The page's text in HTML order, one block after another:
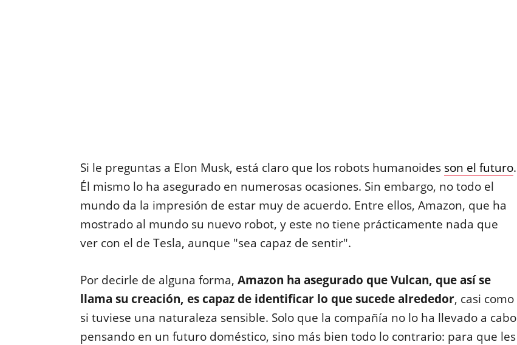
Si le preguntas a Elon Musk, está claro que los robots humanoides son el futuro.
Él mismo lo ha asegurado en numerosas ocasiones. Sin embargo, no todo el
mundo da la impresión de estar muy de acuerdo. Entre ellos, Amazon, que ha
mostrado al mundo su nuevo robot, y este no tiene prácticamente nada que
ver con el de Tesla, aunque "sea capaz de sentir".
Por decirle de alguna forma, Amazon ha asegurado que Vulcan, que así se
llama su creación, es capaz de identificar lo que sucede alrededor, casi como
si tuviese una naturaleza sensible. Solo que la compañía no lo ha llevado a cabo
pensando en un futuro doméstico, sino más bien todo lo contrario: para que les